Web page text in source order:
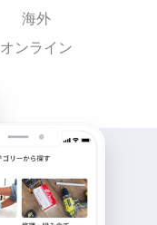
海外
オンライン